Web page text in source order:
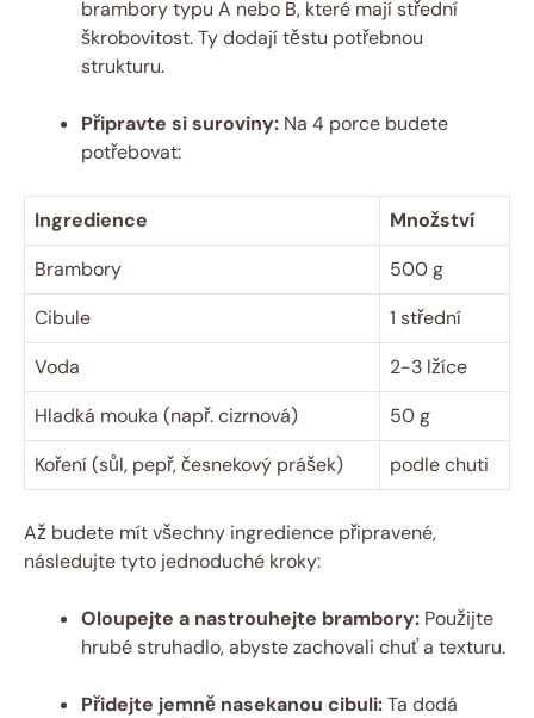
brambory typu A nebo B, které mají střední
škrobovitost. Ty dodají těstu potřebnou
strukturu.
Připravte si suroviny: Na 4 porce budete
potřebovat:
Ingredience
Množství
Brambory
500 g
Cibule
1 střední
Voda
2-3 lžíce
Hladká mouka (např. cizrnová)
50 g
Koření (sůl, pepř, česnekový prášek)
podle chuti
Až budete mít všechny ingredience připravené,
následujte tyto jednoduché kroky:
Oloupejte a nastrouhejte brambory: Použijte
hrubé struhadlo, abyste zachovali chuť a texturu.
Přidejte jemně nasekanou cibuli:Ta dodá